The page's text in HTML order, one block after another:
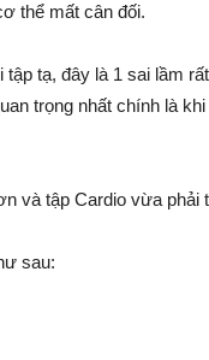
thể mất cân đối.
tạ, đây là 1 sai lầm
trọng nhất chính là
và tập Cardio vừa phải
sau: